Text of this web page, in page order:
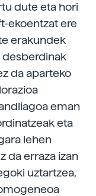
dute eta hori
ekoentzat ere
erakundek
desberdinak
da aparteko
eman
eta
lehen
da erraza izan
uztartzea,